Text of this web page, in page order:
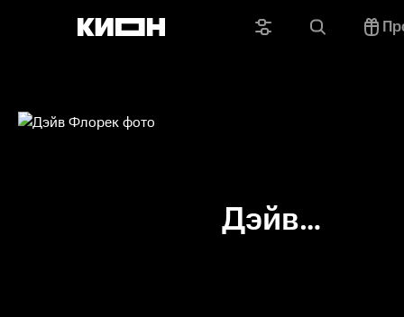
Дэйв